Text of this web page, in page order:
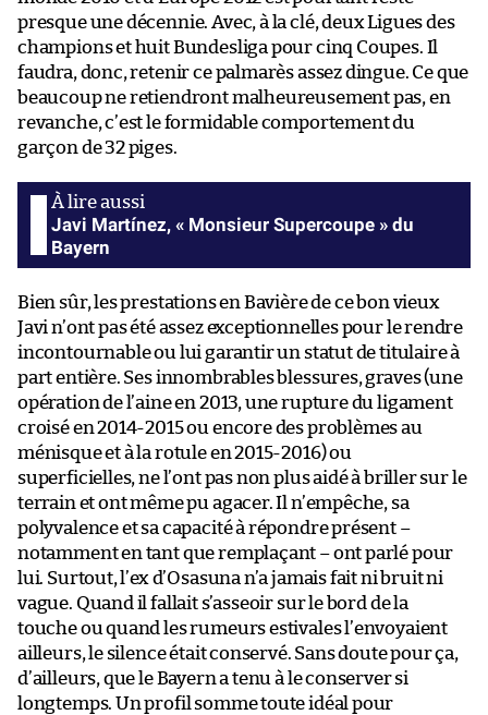
presque une décennie. Avec, à la clé, deux Ligues des
champions et huit Bundesliga pour cinq Coupes. Il
faudra, donc, retenir ce palmarès assez dingue. Ce que
beaucoup ne retiendront malheureusement pas, en
revanche, c’est le formidable comportement du
garçon de 32 piges.
Javi Martínez, « Monsieur Supercoupe » du
Bayern
Bien sûr, les prestations en Bavière de ce bon vieux
Javi n’ont pas été assez exceptionnelles pour le rendre
incontournable ou lui garantir un statut de titulaire à
part entière. Ses innombrables blessures, graves (une
opération de l’aine en 2013, une rupture du ligament
croisé en 2014-2015 ou encore des problèmes au
ménisque et à la rotule en 2015-2016) ou
superficielles, ne l’ont pas non plus aidé à briller sur le
terrain et ont même pu agacer. Il n’empêche, sa
polyvalence et sa capacité à répondre présent –
notamment en tant que remplaçant – ont parlé pour
lui. Surtout, l’ex d’Osasuna n’a jamais fait ni bruit ni
vague. Quand il fallait s’asseoir sur le bord de la
touche ou quand les rumeurs estivales l’envoyaient
ailleurs, le silence était conservé. Sans doute pour ça,
d’ailleurs, que le Bayern a tenu à le conserver si
longtemps. Un profil somme toute idéal pour